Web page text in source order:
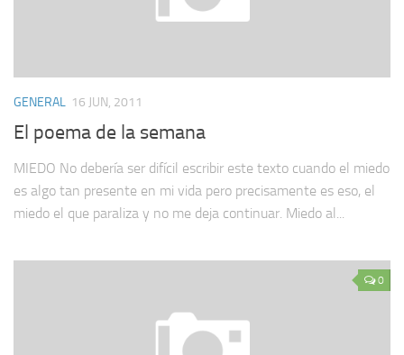
GENERAL 16 JUN, 2011
El poema de la semana
MIEDO No debería ser difícil escribir este texto cuando el miedo
es algo tan presente en mi vida pero precisamente es eso, el
miedo el que paraliza y no me deja continuar. Miedo al...
0